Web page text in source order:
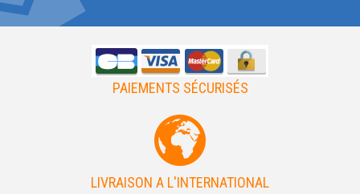
PAIEMENTS SÉCURISÉS
LIVRAISON A L'INTERNATIONAL